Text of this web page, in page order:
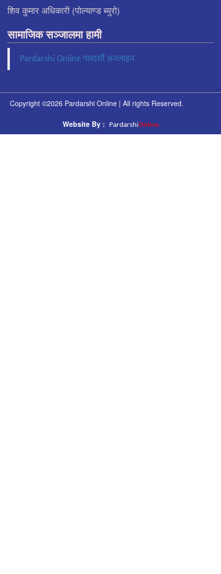
शिव कुमार अधिकारी (पोल्याण्ड ब्युरो)
सामाजिक सञ्जालमा हामी
Pardarshi Online पारदर्शी अनलाइन
Copyright ©2026 Pardarshi Online | All rights Reserved.
Website By : PardarshiOnline.